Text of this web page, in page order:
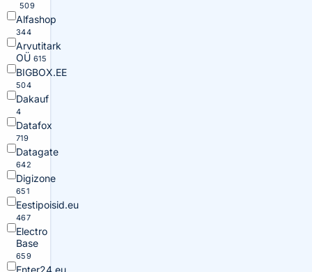
509
Alfashop
344
Arvutitark
OÜ 615
BIGBOX.EE
504
Dakauf
4
Datafox
719
Datagate
642
Digizone
651
Eestipoisid.eu
467
Electro
Base
659
Enter24.eu